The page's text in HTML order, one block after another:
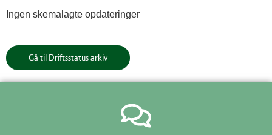
Ingen skemalagte opdateringer
Gå til Driftsstatus arkiv